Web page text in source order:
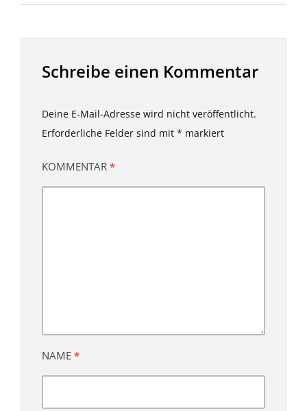
Schreibe einen Kommentar
Deine E-Mail-Adresse wird nicht veröffentlicht.
Erforderliche Felder sind mit * markiert
KOMMENTAR *
NAME *